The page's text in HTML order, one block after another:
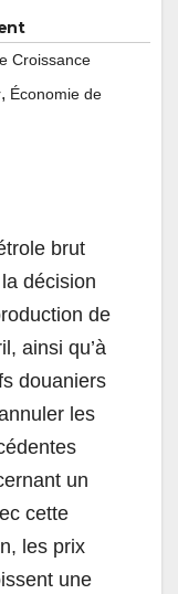
Croissance
, Économie de
brut
décision
de
ainsi qu’à
douaniers
les
un
cette
les prix
une